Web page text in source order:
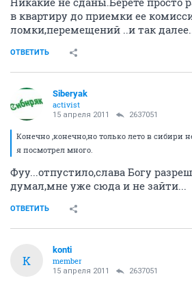
в квартиру до приемки ее
ломки,перемещений ..и так
ОТВЕТИТЬ
Siberyak
activist
15 апреля 2011 2637051
Конечно ,конечно,но только лето в сибири
я посмотрел много.
Фуу...отпустило,слава Богу
думал,мне уже сюда и не зайти...
ОТВЕТИТЬ
K
konti
member
15 апреля 2011 2637051